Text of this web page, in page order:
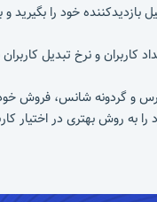
بازدیدکننده خود را بگیرید
کاربران و نرخ تبدیل
گردونه شانس، فروش خود
به روش بهتری در اختیار